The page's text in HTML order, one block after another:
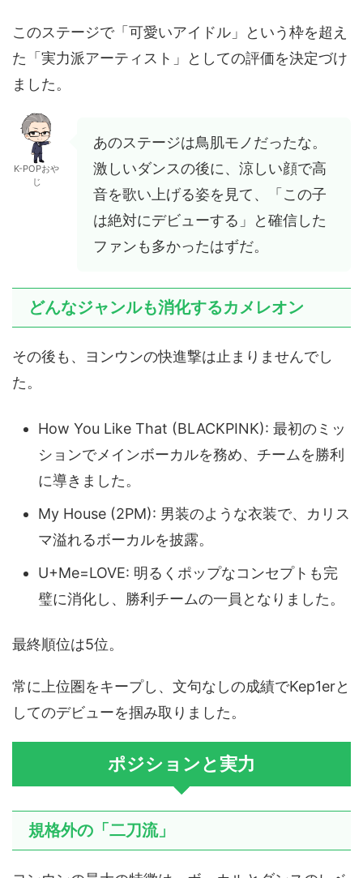
このステージで「可愛いアイドル」という枠を超え
た「実力派アーティスト」としての評価を決定づけ
ました。
K-POPおや
じ
あのステージは鳥肌モノだったな。
激しいダンスの後に、涼しい顔で高
音を歌い上げる姿を見て、「この子
は絶対にデビューする」と確信した
ファンも多かったはずだ。
どんなジャンルも消化するカメレオン
その後も、ヨンウンの快進撃は止まりませんでし
た。
How You Like That (BLACKPINK): 最初のミッ
ションでメインボーカルを務め、チームを勝利
に導きました。
My House (2PM): 男装のような衣装で、カリス
マ溢れるボーカルを披露。
U+Me=LOVE: 明るくポップなコンセプトも完
璧に消化し、勝利チームの一員となりました。
最終順位は5位。
常に上位圏をキープし、文句なしの成績でKep1erと
してのデビューを掴み取りました。
ポジションと実力
規格外の「二刀流」